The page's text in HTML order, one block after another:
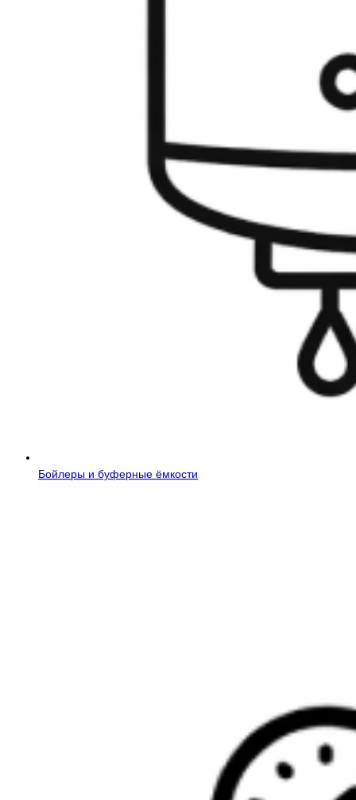
Бойлеры и буферные ёмкости